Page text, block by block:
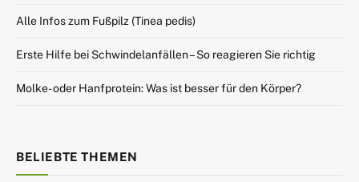
Alle Infos zum Fußpilz (Tinea pedis)
Erste Hilfe bei Schwindelanfällen – So reagieren Sie richtig
Molke- oder Hanfprotein: Was ist besser für den Körper?
BELIEBTE THEMEN